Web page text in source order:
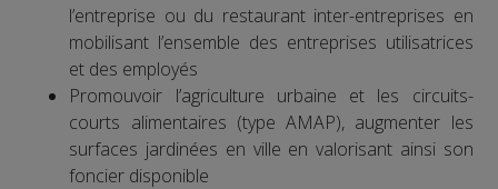
l’entreprise ou du restaurant inter-entreprises en
mobilisant l’ensemble des entreprises utilisatrices
et des employés
Promouvoir l’agriculture urbaine et les circuits-
courts alimentaires (type AMAP), augmenter les
surfaces jardinées en ville en valorisant ainsi son
foncier disponible